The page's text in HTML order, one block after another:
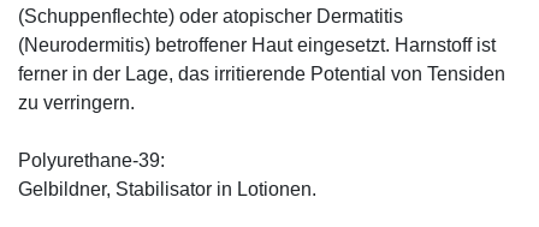
(Schuppenflechte) oder atopischer Dermatitis
(Neurodermitis) betroffener Haut eingesetzt. Harnstoff ist
ferner in der Lage, das irritierende Potential von Tensiden
zu verringern.
Polyurethane-39:
Gelbildner, Stabilisator in Lotionen.